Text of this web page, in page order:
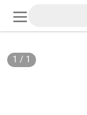
1
/
1